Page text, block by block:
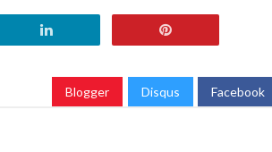
Blogger Disqus Facebook